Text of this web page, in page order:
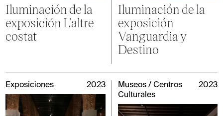
Iluminación de la
exposición L’altre
costat
Iluminación de la
exposición
Vanguardia y
Destino
Exposiciones 2023
Museos / Centros
Culturales
2023